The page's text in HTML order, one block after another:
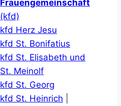
Frauengemeinschaft
(kfd)
kfd Herz Jesu
kfd St. Bonifatius
kfd St. Elisabeth und
St. Meinolf
kfd St. Georg
kfd St. Heinrich